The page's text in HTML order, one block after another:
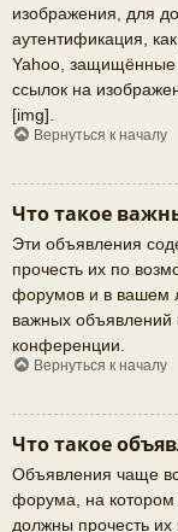
изображения, для
аутентификация,
Yahoo, защищённые
ссылок на
[img].
Вернуться к началу
Что такое
Эти объявления
прочесть их по
форумов и в вашем
важных объявлений
конференции.
Вернуться к началу
Что такое
Объявления чаще
форума, на котором
должны прочесть